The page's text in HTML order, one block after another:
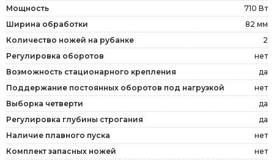
Мощность
710 Вт
Ширина обработки
82 мм
Количество ножей на рубанке
2
Регулировка оборотов
нет
Возможность стационарного крепления
да
Поддержание постоянных оборотов под нагрузкой
нет
Выборка четверти
да
Регулировка глубины строгания
да
Наличие плавного пуска
нет
Комплект запасных ножей
нет